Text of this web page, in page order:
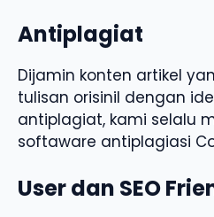
Antiplagiat
Dijamin konten artikel
tulisan orisinil dengan
antiplagiat, kami selalu
softaware antiplagiasi
User dan SEO